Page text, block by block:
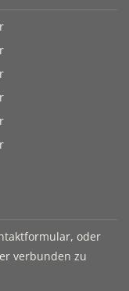
oder
verbunden zu